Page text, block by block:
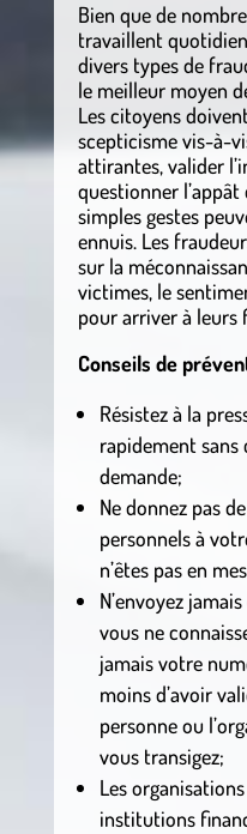
Bien que de
travaillent
divers types de
le meilleur moyen
Les citoyens
scepticisme vis-à-
attirantes, valider
questionner
simples gestes
ennuis. Les
sur la
victimes, le
pour arriver à leurs
Conseils de
Résistez à la
rapidement
demande;
Ne donnez pas
personnels à
n’êtes pas en
N’envoyez
vous ne
jamais votre
moins d’avoir
personne ou
vous transigez;
Les
institutions